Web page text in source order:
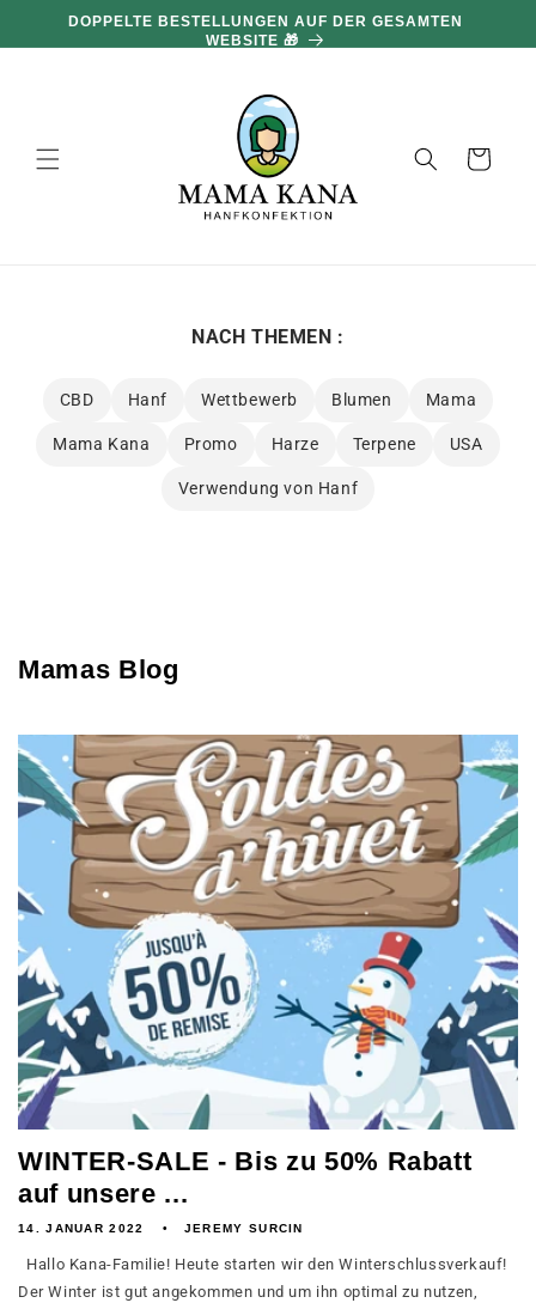
und zum
100 G GRATIS PRO 100 € EINKAUF 🔥
Warenkorb
NACH THEMEN :
CBD Hanf Wettbewerb Blumen Mama
Mama Kana Promo Harze Terpene USA
Verwendung von Hanf
Mamas Blog
WINTER-SALE - Bis zu 50% Rabatt
auf unsere ...
14. JANUAR 2022 JEREMY SURCIN
Hallo Kana-Familie! Heute starten wir den Winterschlussverkauf!
Der Winter ist gut angekommen und um ihn optimal zu nutzen,